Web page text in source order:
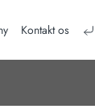
Kontakt os